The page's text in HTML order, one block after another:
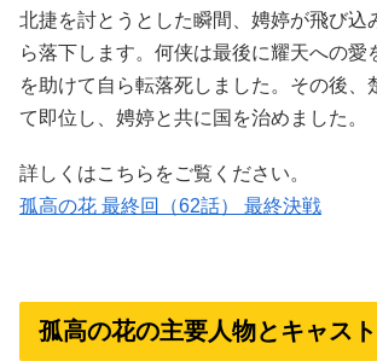
北捷を討とうとした瞬間、娉婷が飛び込
ら落下します。何侠は最後に耀天への愛
を助けて自ら転落死しました。その後、
て即位し、娉婷と共に国を治めました。
詳しくはこちらをご覧ください。
孤高の花 最終回（62話） 最終決戦
孤高の花の主要人物とキャスト